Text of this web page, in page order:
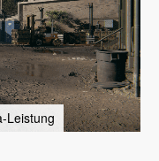
Leistung